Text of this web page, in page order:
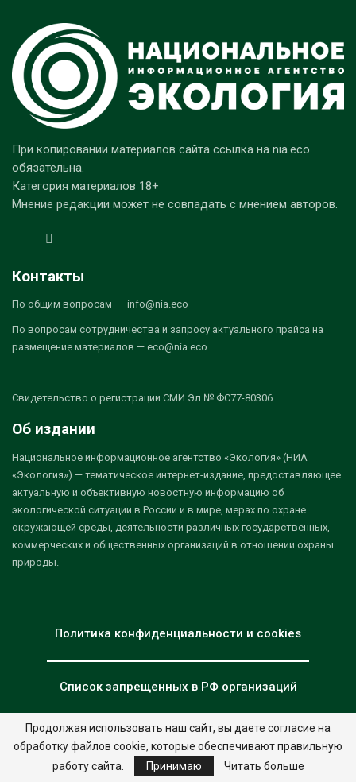
При копировании материалов сайта ссылка на nia.eco
обязательна.
Категория материалов 18+
Мнение редакции может не совпадать с мнением авторов.
Контакты
По общим вопросам — info@nia.eco
По вопросам сотрудничества и запросу актуального прайса на
размещение материалов — eco@nia.eco
Свидетельство о регистрации СМИ Эл № ФС77-80306
Об издании
Национальное информационное агентство «Экология» (НИА
«Экология») — тематическое интернет-издание, предоставляющее
актуальную и объективную новостную информацию об
экологической ситуации в России и в мире, мерах по охране
окружающей среды, деятельности различных государственных,
коммерческих и общественных организаций в отношении охраны
природы.
Политика конфиденциальности и cookies
Список запрещенных в РФ организаций
© 2026 - НИА "Экология". Все права защищены. Дизайн:nia.eco
Продолжая использовать наш сайт, вы даете согласие на
обработку файлов cookie, которые обеспечивают правильную
работу сайта.
Принимаю Читать больше